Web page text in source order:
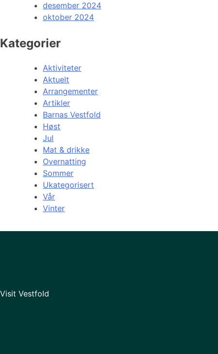
desember 2024
oktober 2024
Kategorier
Aktiviteter
Aktuelt
Arrangementer
Artikler
Barnas Vestfold
Høst
Jul
Mat & drikke
Overnatting
Sommer
Ukategorisert
Vår
Vinter
Visit Vestfold